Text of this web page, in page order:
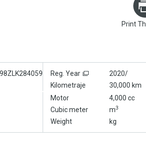
Print
Reg. Year 2020/
Kilometraje 30,000 km
Motor 4,000 cc
Cubic meter m3
Weight kg